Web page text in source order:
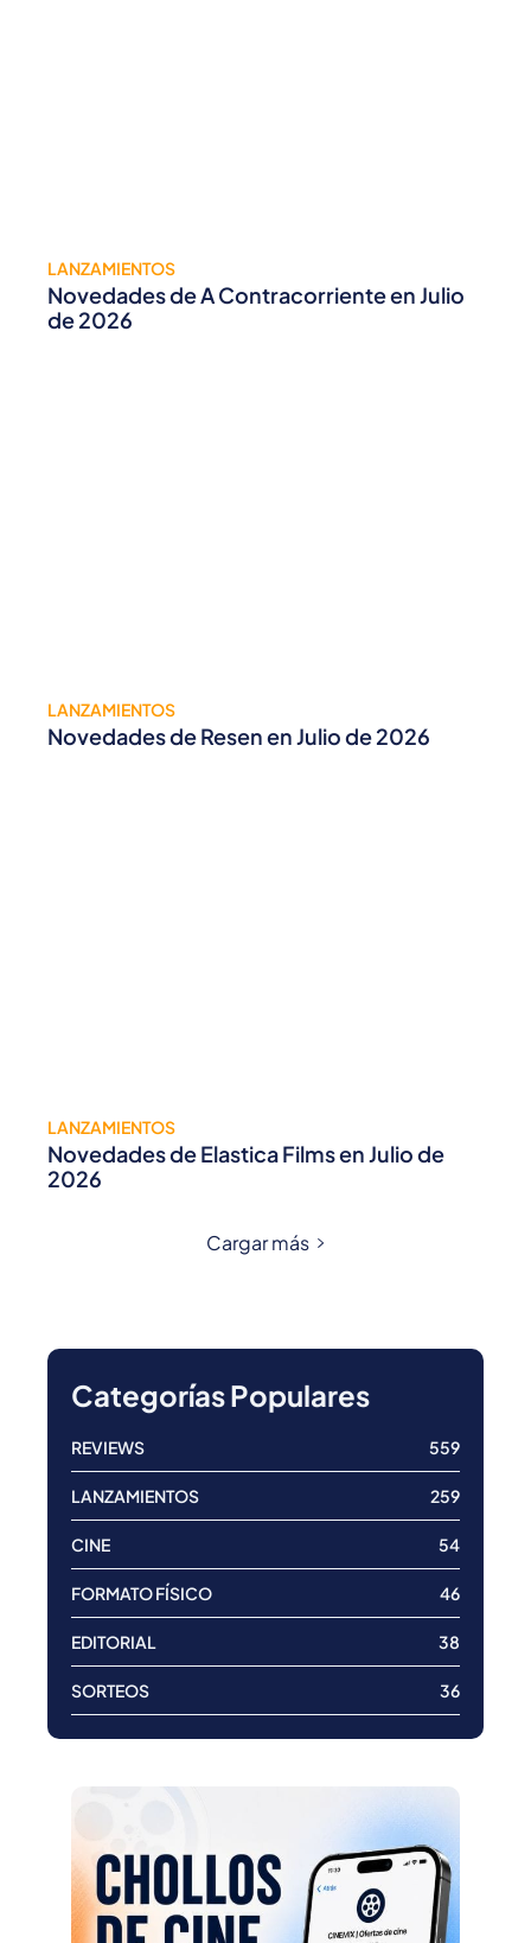
LANZAMIENTOS
Novedades de A Contracorriente en Julio
de 2026
LANZAMIENTOS
Novedades de Resen en Julio de 2026
LANZAMIENTOS
Novedades de Elastica Films en Julio de
2026
Cargar más
Categorías Populares
REVIEWS 559
LANZAMIENTOS 259
CINE 54
FORMATO FÍSICO 46
EDITORIAL 38
SORTEOS 36